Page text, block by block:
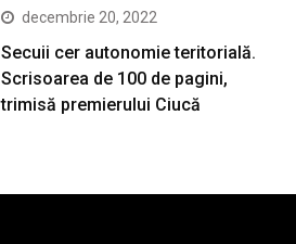
decembrie 20, 2022
Secuii cer autonomie teritorială.
Scrisoarea de 100 de pagini,
trimisă premierului Ciucă